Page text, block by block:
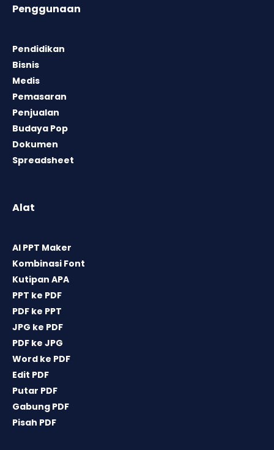
Penggunaan
Pendidikan
Bisnis
Medis
Pemasaran
Penjualan
Budaya Pop
Dokumen
Spreadsheet
Alat
AI PPT Maker
Kombinasi Font
Kutipan APA
PPT ke PDF
PDF ke PPT
JPG ke PDF
PDF ke JPG
Word ke PDF
Edit PDF
Putar PDF
Gabung PDF
Pisah PDF